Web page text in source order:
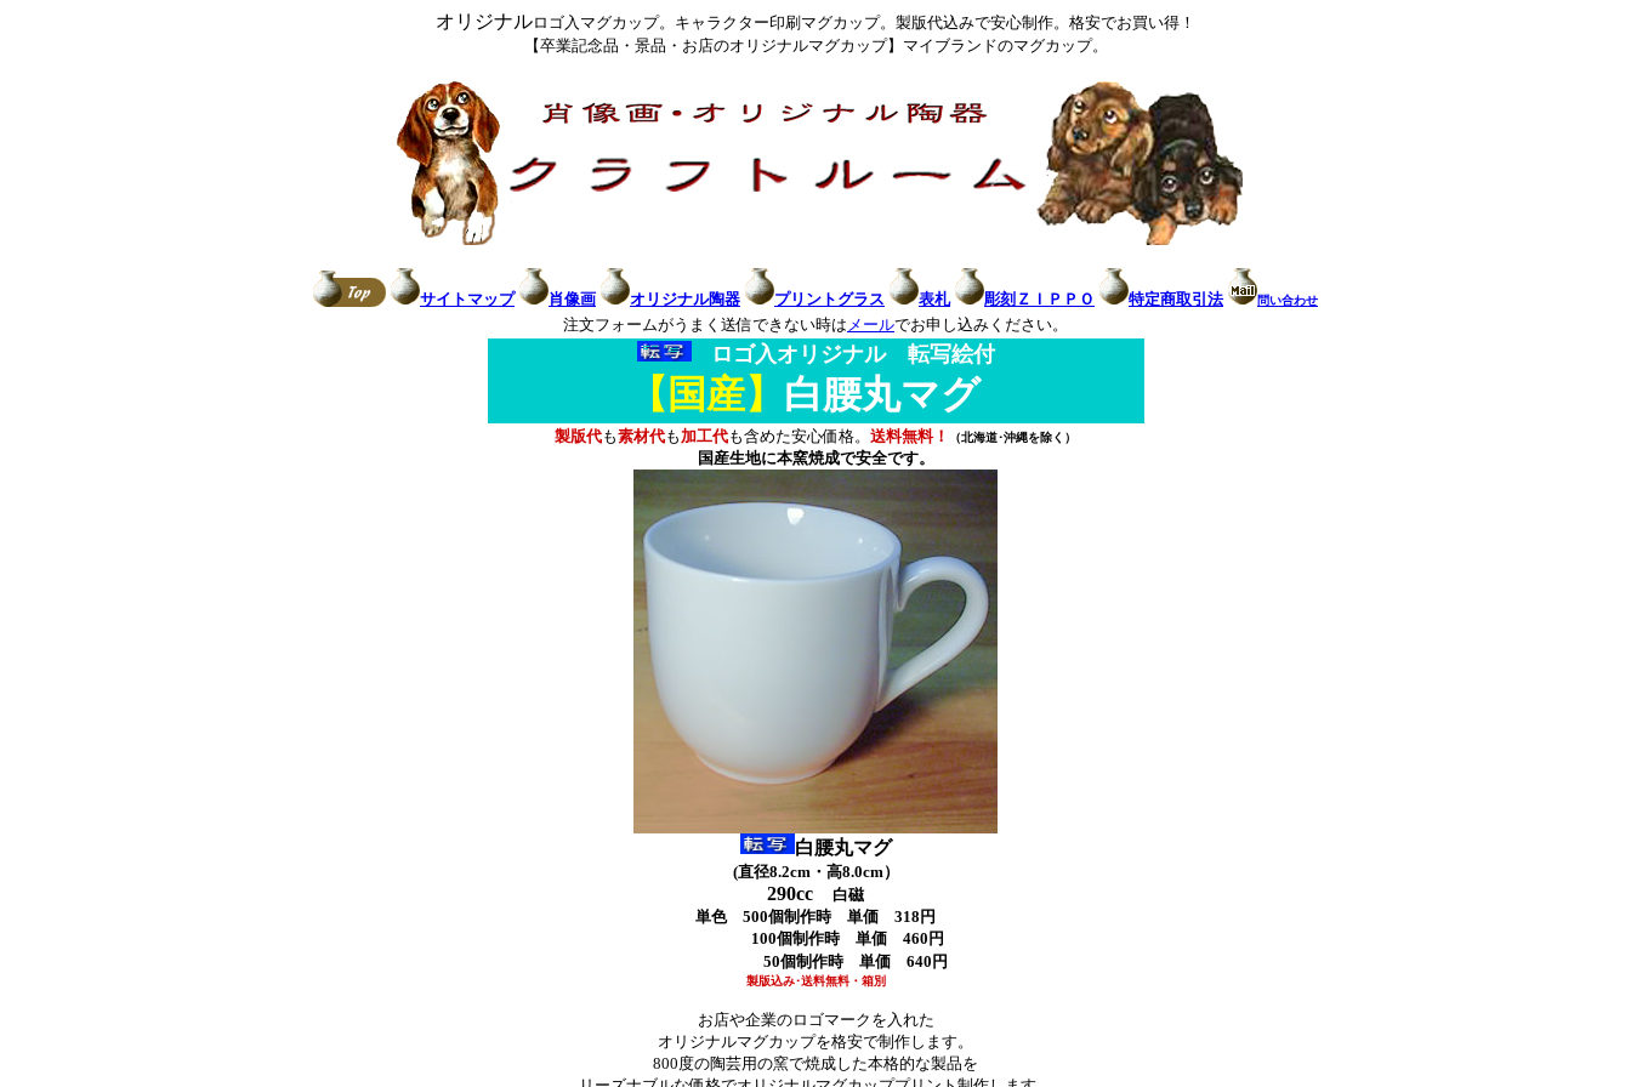
オリジナルロゴ入マグカップ。キャラクター印刷マグカップ。製版代込みで安心制作。格安でお買い得！
【卒業記念品・景品・お店のオリジナルマグカップ】マイブランドのマグカップ。
サイトマップ 肖像画 オリジナル陶器 プリントグラス 表札 彫刻ＺＩＰＰＯ 特定商取引法 問い合わせ
注文フォームがうまく送信できない時は メールでお申し込みください。
ロゴ入オリジナル 転写絵付
【国産】 白腰丸マグ
製版代も素材代も加工代も含めた安心価格。 送料無料！ （北海道･沖縄を除く）
国産生地に本窯焼成で安全です。
白腰丸マグ
(直径8.2cm・高8.0cm）
290cc
白磁
単色 500個制作時 単価 318円
100個制作時単価 460円
50個制作時単価 640円
製版込み･送料無料・箱別
お店や企業のロゴマークを入れた
オリジナルマグカップを格安で制作します。
800度の陶芸用の窯で焼成した本格的な製品を